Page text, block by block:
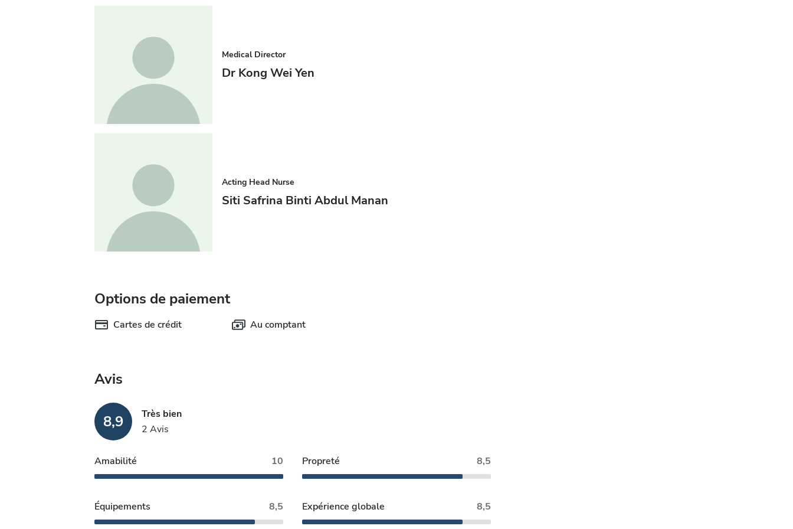
Medical Director
Dr Kong Wei Yen
Acting Head Nurse
Siti Safrina Binti Abdul Manan
Options de paiement
Cartes de crédit Au comptant
Avis
8,9
Très bien
2 Avis
Amabilité 10 Propreté 8,5
Équipements 8,5 Expérience globale 8,5